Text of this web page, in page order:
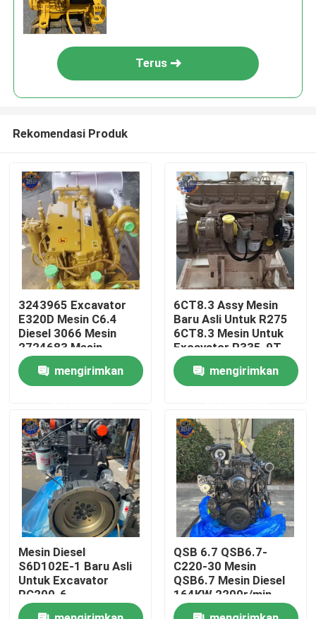
Rumah
Produk
Tur Pabrik
Kontrol kualitas
Hubungi kami
Berita
Terus
Rekomendasi Produk
3243965 Excavator
E320D Mesin C6.4
Diesel 3066 Mesin
2724683 Mesin
lengkap Assy
mengirimkan
6CT8.3 Assy Mesin
Baru Asli Untuk R275
6CT8.3 Mesin Untuk
Excavator R335-9T
mengirimkan
Mesin Diesel
S6D102E-1 Baru Asli
Untuk Excavator
PC200-6
QSB 6.7 QSB6.7-
C220-30 Mesin
QSB6.7 Mesin Diesel
164KW 2200r/min